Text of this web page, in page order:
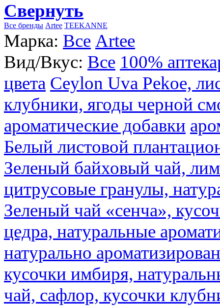
Свернуть
Все бренды Artee TEEKANNE
Марка: Все Artee
Вид/Вкус: Все 100%
цвета Ceylon Uva Pekoe,
клубники, ягоды черной
ароматические добавки
Белый листовой
Зеленый байховый чай,
цитрусовые гранулы,
Зеленый чай «сенча»,
цедра, натуральные
натурально
кусочки имбиря,
чай, сафлор, кусочки